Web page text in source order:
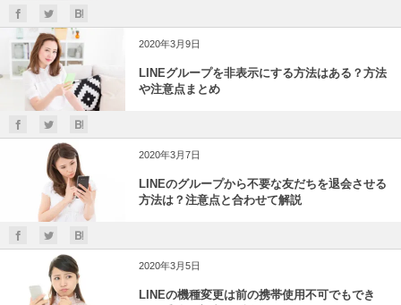
2020年3月9日
LINEグループを非表示にする方法はある？方法
や注意点まとめ
2020年3月7日
LINEのグループから不要な友だちを退会させる
方法は？注意点と合わせて解説
2020年3月5日
LINEの機種変更は前の携帯使用不可でもでき